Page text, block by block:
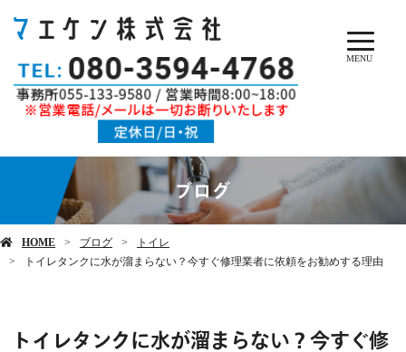
MENU
ブログ
HOME ブログ
トイレ
トイレタンクに水が溜まらない？今すぐ修理業者に依頼をお勧めする理由
トイレタンクに水が溜まらない？今すぐ修